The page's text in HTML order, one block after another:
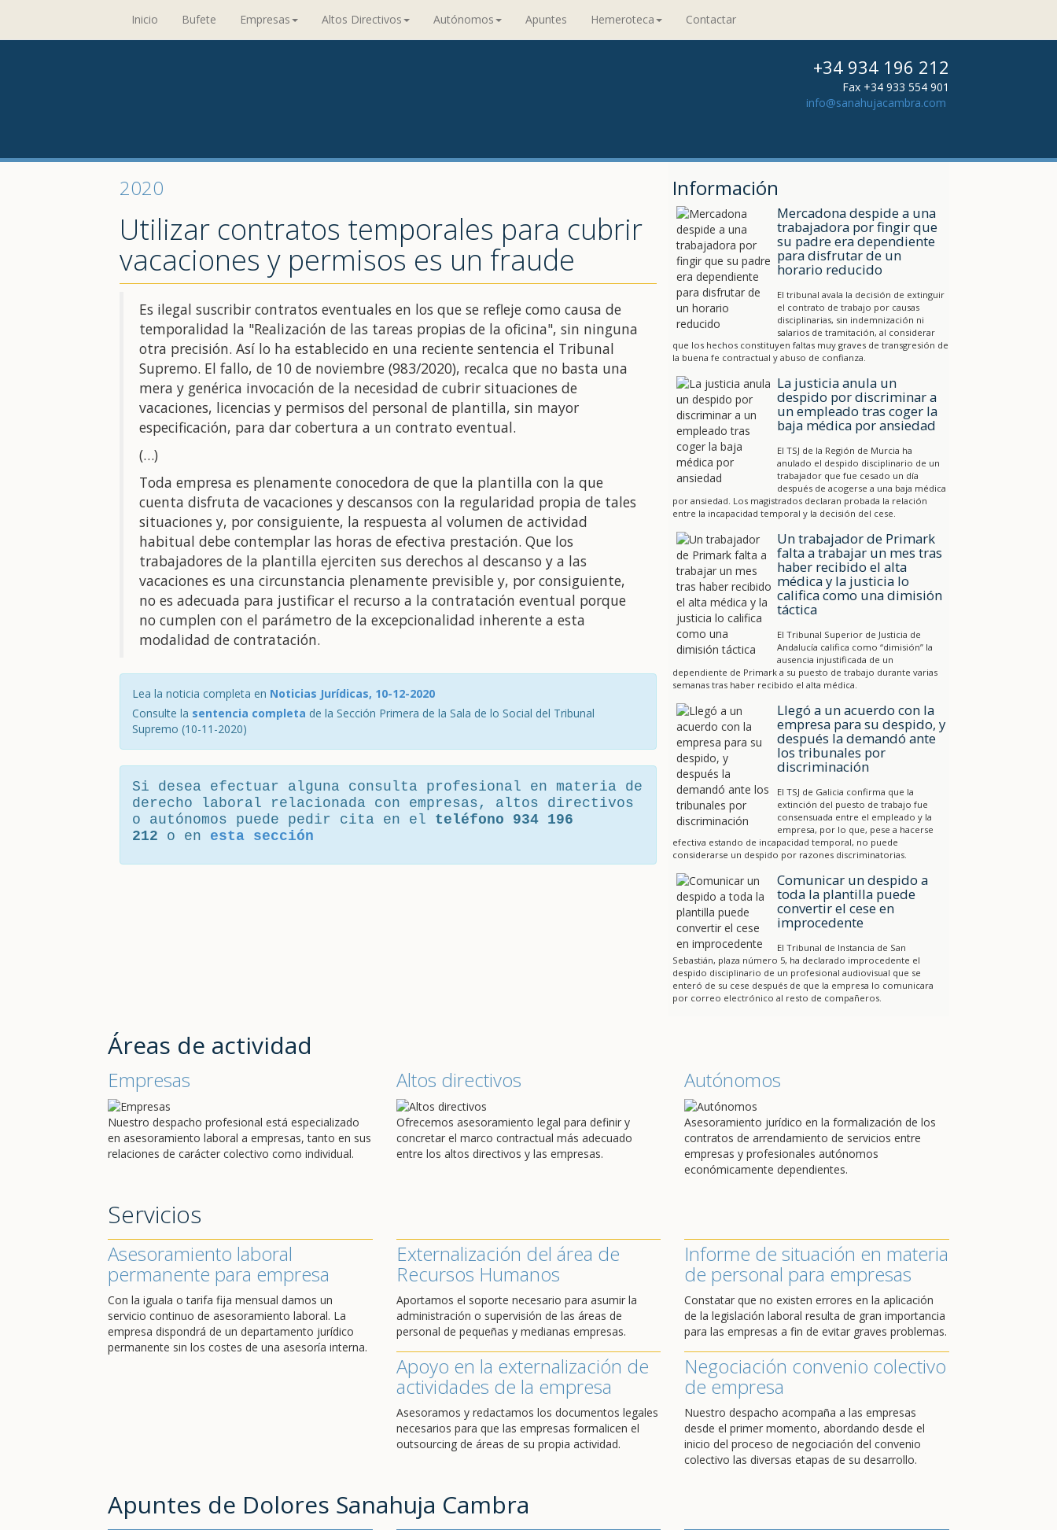
Inicio Bufete Empresas Altos Directivos Autónomos Apuntes Hemeroteca Contactar
+34 934 196 212
Fax +34 933 554 901
info@sanahujacambra.com
2020
Utilizar contratos temporales para cubrir
vacaciones y permisos es un fraude
Es ilegal suscribir contratos eventuales en los que se refleje como causa de
temporalidad la "Realización de las tareas propias de la oficina", sin ninguna
otra precisión. Así lo ha establecido en una reciente sentencia el Tribunal
Supremo. El fallo, de 10 de noviembre (983/2020), recalca que no basta una
mera y genérica invocación de la necesidad de cubrir situaciones de
vacaciones, licencias y permisos del personal de plantilla, sin mayor
especificación, para dar cobertura a un contrato eventual.
(…)
Toda empresa es plenamente conocedora de que la plantilla con la que
cuenta disfruta de vacaciones y descansos con la regularidad propia de tales
situaciones y, por consiguiente, la respuesta al volumen de actividad
habitual debe contemplar las horas de efectiva prestación. Que los
trabajadores de la plantilla ejerciten sus derechos al descanso y a las
vacaciones es una circunstancia plenamente previsible y, por consiguiente,
no es adecuada para justificar el recurso a la contratación eventual porque
no cumplen con el parámetro de la excepcionalidad inherente a esta
modalidad de contratación.
Lea la noticia completa en Noticias Jurídicas, 10-12-2020
Consulte la sentencia completa de la Sección Primera de la Sala de lo Social del Tribunal
Supremo (10-11-2020)
Si desea efectuar alguna consulta profesional en materia de
derecho laboral relacionada con empresas, altos directivos
o autónomos puede pedir cita en el teléfono 934 196
212 o en esta sección
Información
Mercadona despide a una
trabajadora por fingir que
su padre era dependiente
para disfrutar de un
horario reducido
El tribunal avala la decisión de extinguir
el contrato de trabajo por causas
disciplinarias, sin indemnización ni
salarios de tramitación, al considerar
que los hechos constituyen faltas muy graves de transgresión de
la buena fe contractual y abuso de confianza.
La justicia anula un
despido por discriminar a
un empleado tras coger la
baja médica por ansiedad
El TSJ de la Región de Murcia ha
anulado el despido disciplinario de un
trabajador que fue cesado un día
después de acogerse a una baja médica
por ansiedad. Los magistrados declaran probada la relación
entre la incapacidad temporal y la decisión del cese.
Un trabajador de Primark
falta a trabajar un mes tras
haber recibido el alta
médica y la justicia lo
califica como una dimisión
táctica
El Tribunal Superior de Justicia de
Andalucía califica como “dimisión” la
ausencia injustificada de un
dependiente de Primark a su puesto de trabajo durante varias
semanas tras haber recibido el alta médica.
Llegó a un acuerdo con la
empresa para su despido, y
después la demandó ante
los tribunales por
discriminación
El TSJ de Galicia confirma que la
extinción del puesto de trabajo fue
consensuada entre el empleado y la
empresa, por lo que, pese a hacerse
efectiva estando de incapacidad temporal, no puede
considerarse un despido por razones discriminatorias.
Comunicar un despido a
toda la plantilla puede
convertir el cese en
improcedente
El Tribunal de Instancia de San
Sebastián, plaza número 5, ha declarado improcedente el
despido disciplinario de un profesional audiovisual que se
enteró de su cese después de que la empresa lo comunicara
por correo electrónico al resto de compañeros.
Áreas de actividad
Empresas
Nuestro despacho profesional está especializado
en asesoramiento laboral a empresas, tanto en sus
relaciones de carácter colectivo como individual.
Altos directivos
Ofrecemos asesoramiento legal para definir y
concretar el marco contractual más adecuado
entre los altos directivos y las empresas.
Autónomos
Asesoramiento jurídico en la formalización de los
contratos de arrendamiento de servicios entre
empresas y profesionales autónomos
económicamente dependientes.
Servicios
Asesoramiento laboral
permanente para empresa
Con la iguala o tarifa fija mensual damos un
servicio continuo de asesoramiento laboral. La
empresa dispondrá de un departamento jurídico
permanente sin los costes de una asesoría interna.
Externalización del área de
Recursos Humanos
Aportamos el soporte necesario para asumir la
administración o supervisión de las áreas de
personal de pequeñas y medianas empresas.
Informe de situación en materia
de personal para empresas
Constatar que no existen errores en la aplicación
de la legislación laboral resulta de gran importancia
para las empresas a fin de evitar graves problemas.
Apoyo en la externalización de
actividades de la empresa
Asesoramos y redactamos los documentos legales
necesarios para que las empresas formalicen el
outsourcing de áreas de su propia actividad.
Negociación convenio colectivo
de empresa
Nuestro despacho acompaña a las empresas
desde el primer momento, abordando desde el
inicio del proceso de negociación del convenio
colectivo las diversas etapas de su desarrollo.
Apuntes de Dolores Sanahuja Cambra